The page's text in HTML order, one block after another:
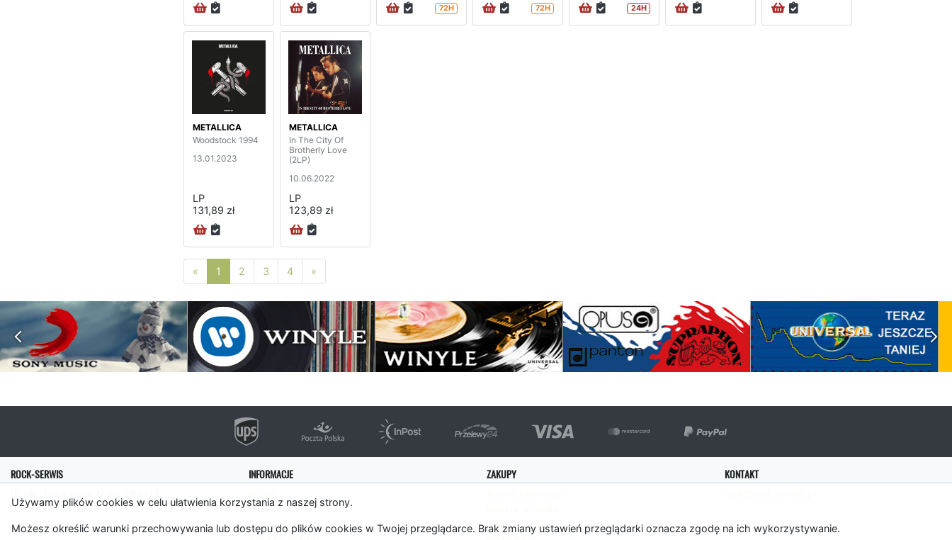
Używamy plików cookies w celu ułatwienia korzystania z naszej strony.
Możesz określić warunki przechowywania lub dostępu do plików cookies w Twojej przeglądarce. Brak zmiany ustawień przeglądarki oznacza zgodę na ich wykorzystywanie.
72H 72H 24H
METALLICA
Woodstock 1994
13.01.2023
LP
131,89 zł
METALLICA
In The City Of
Brotherly Love
(2LP)
10.06.2022
LP
123,89 zł
« Poprzednia strona
1 2 3 4 »
ROCK-SERWIS
31-543 Kraków
INFORMACJE
Pomoc
Polityka cookies
ZAKUPY
Panel Klienta
KONTAKT